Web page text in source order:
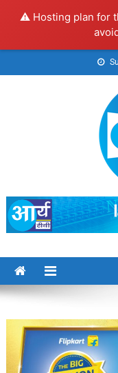
⚠️ Hosting plan for
to
Arya TV